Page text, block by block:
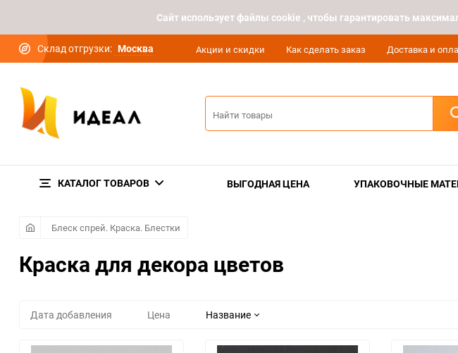
Cайт использует файлы cookie , чтобы гарантировать
Склад отгрузки: Москва Акции и скидки Как сделать заказ Доставка и
КАТАЛОГ ТОВАРОВ ВЫГОДНАЯ ЦЕНА УПАКОВОЧНЫЕ
Блеск спрей. Краска. Блестки
Краска для декора цветов
Дата добавления Цена Название